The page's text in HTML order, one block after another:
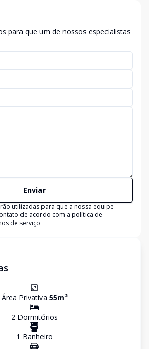
para que um de nossos especialistas
Enviar
utilizadas para que a nossa equipe
de acordo com a política de
de serviço
Área Privativa 55m²
2Dormitórios
1 Banheiro